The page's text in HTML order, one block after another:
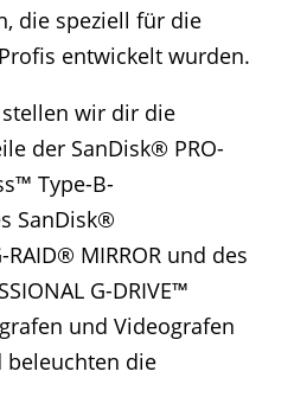
die speziell für die
entwickelt wurden.
wir dir die
der SanDisk® PRO-
Type-B-
SanDisk®
RAID® MIRROR und des
G-DRIVE™
und Videografen
die